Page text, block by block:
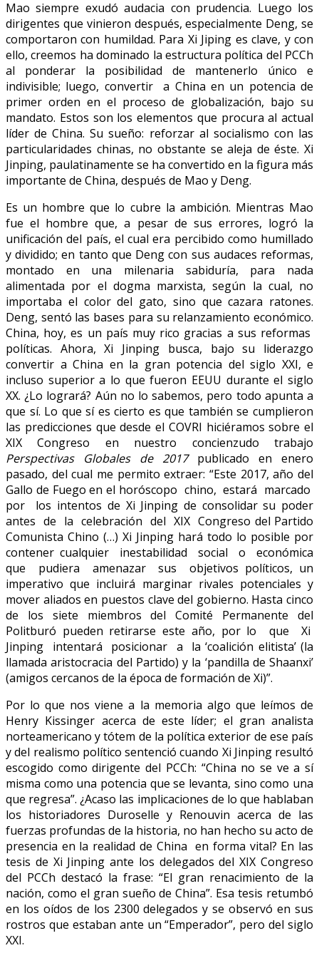
Mao siempre exudó audacia con prudencia. Luego los
dirigentes que vinieron después, especialmente Deng, se
comportaron con humildad. Para Xi Jiping es clave, y con
ello, creemos ha dominado la estructura política del PCCh
al ponderar la posibilidad de mantenerlo único e
indivisible; luego, convertir a China en un potencia de
primer orden en el proceso de globalización, bajo su
mandato. Estos son los elementos que procura al actual
líder de China. Su sueño: reforzar al socialismo con las
particularidades chinas, no obstante se aleja de éste. Xi
Jinping, paulatinamente se ha convertido en la figura más
importante de China, después de Mao y Deng.
Es un hombre que lo cubre la ambición. Mientras Mao
fue el hombre que, a pesar de sus errores, logró la
unificación del país, el cual era percibido como humillado
y dividido; en tanto que Deng con sus audaces reformas,
montado en una milenaria sabiduría, para nada
alimentada por el dogma marxista, según la cual, no
importaba el color del gato, sino que cazara ratones.
Deng, sentó las bases para su relanzamiento económico.
China, hoy, es un país muy rico gracias a sus reformas
políticas. Ahora, Xi Jinping busca, bajo su liderazgo
convertir a China en la gran potencia del siglo XXI, e
incluso superior a lo que fueron EEUU durante el siglo
XX. ¿Lo logrará? Aún no lo sabemos, pero todo apunta a
que sí. Lo que sí es cierto es que también se cumplieron
las predicciones que desde el COVRI hiciéramos sobre el
XIX Congreso en nuestro concienzudo trabajo
Perspectivas Globales de 2017publicado en enero
pasado, del cual me permito extraer: “Este 2017, año del
Gallo de Fuego en el horóscopo chino, estará marcado
por los intentos de Xi Jinping de consolidar su poder
antes de la celebración del XIX Congreso del Partido
Comunista Chino (…) Xi Jinping hará todo lo posible por
contener cualquier inestabilidad social o económica
que pudiera amenazar sus objetivos políticos, un
imperativo que incluirá marginar rivales potenciales y
mover aliados en puestos clave del gobierno. Hasta cinco
de los siete miembros del Comité Permanente del
Politburó pueden retirarse este año, por lo que Xi
Jinping intentará posicionar a la ‘coalición elitista’ (la
llamada aristocracia del Partido) y la ‘pandilla de Shaanxi’
(amigos cercanos de la época de formación de Xi)”.
Por lo que nos viene a la memoria algo que leímos de
Henry Kissinger acerca de este líder; el gran analista
norteamericano y tótem de la política exterior de ese país
y del realismo político sentenció cuando Xi Jinping resultó
escogido como dirigente del PCCh: “China no se ve a sí
misma como una potencia que se levanta, sino como una
que regresa”. ¿Acaso las implicaciones de lo que hablaban
los historiadores Duroselle y Renouvin acerca de las
fuerzas profundas de la historia, no han hecho su acto de
presencia en la realidad de China en forma vital? En las
tesis de Xi Jinping ante los delegados del XIX Congreso
del PCCh destacó la frase: “El gran renacimiento de la
nación, como el gran sueño de China”. Esa tesis retumbó
en los oídos de los 2300 delegados y se observó en sus
rostros que estaban ante un “Emperador”, pero del siglo
XXI.